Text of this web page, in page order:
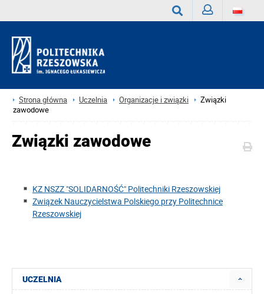
Strona główna Uczelnia Organizacje i związki
Związki
zawodowe
Związki zawodowe
KZ NSZZ "SOLIDARNOŚĆ" Politechniki Rzeszowskiej
Związek Nauczycielstwa Polskiego przy Politechnice
Rzeszowskiej
UCZELNIA